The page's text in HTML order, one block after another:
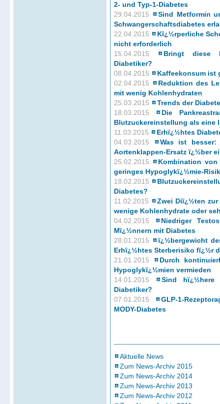
2- und Typ-1-Diabetes
29.04.2015
Sind Metformin
Schwangerschaftsdiabetes
22.04.2015
Kï¿½rperliche
nicht erforderlich
15.04.2015
Bringt diese
Diabetiker?
08.04.2015
Kaffeekonsum ist
02.04.2015
Reduktion des
mit wenig Kohlenhydraten
25.03.2015
Trends der
18.03.2015
Die
Blutzuckereinstellung als eine
11.03.2015
Erhï¿½htes
04.03.2015
Was ist besser:
Aortenklappen-Ersatz ï¿½ber
25.02.2015
Kombination
geringes Hypoglykï¿½mie-
18.02.2015
Diabetes?
11.02.2015
Zwei Diï¿½ten zur
wenige Kohlenhydrate oder
04.02.2015
Niedriger
Mï¿½nnern mit Diabetes
28.01.2015
ï¿½bergewicht
Erhï¿½htes Sterberisiko fï¿½r
21.01.2015
Durch
Hypoglykï¿½mien vermieden
14.01.2015
Sind hï¿½here
Diabetiker?
07.01.2015
GLP-1-
MODY-Diabetes
Aktuelle News
Zum News-Archiv 2015
Zum News-Archiv 2014
Zum News-Archiv 2013
Zum News-Archiv 2012